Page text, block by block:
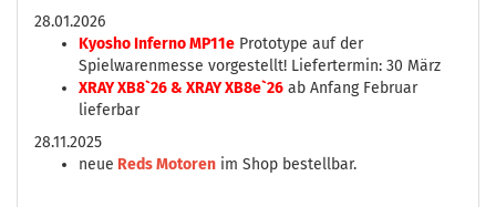
28.01.2026
Kyosho Inferno MP11e Prototype auf der
Spielwarenmesse vorgestellt! Liefertermin: 30 März
XRAY XB8`26 & XRAY XB8e`26 ab Anfang Februar
lieferbar
28.11.2025
neue Reds Motoren im Shop bestellbar.